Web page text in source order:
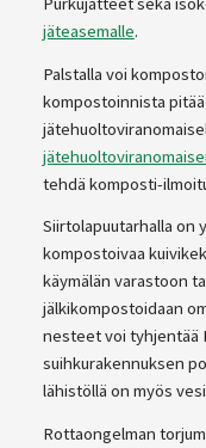
jäteasemalle.
Palstalla voi
kompostoinnista
tehdä komposti-
Siirtolapuutarhalla on
kompostoivaa
käymälän varastoon
jälkikompostoidaan
nesteet voi tyhjentää
suihkurakennuksen
lähistöllä on myös
Rottaongelman